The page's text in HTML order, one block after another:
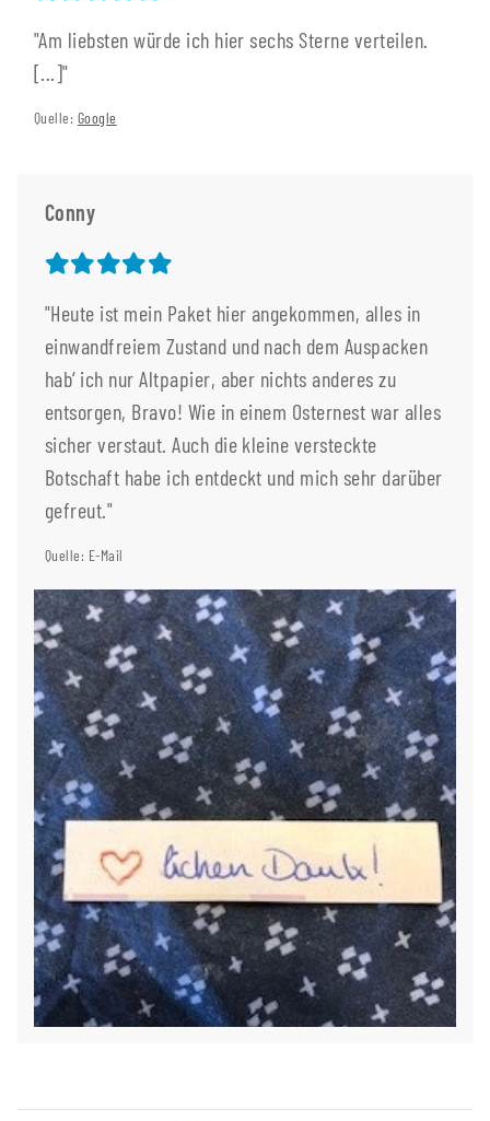
"Am liebsten würde ich hier sechs Sterne verteilen.
[...]"
Quelle: Google
Conny
"Heute ist mein Paket hier angekommen, alles in
einwandfreiem Zustand und nach dem Auspacken
hab‘ ich nur Altpapier, aber nichts anderes zu
entsorgen, Bravo! Wie in einem Osternest war alles
sicher verstaut. Auch die kleine versteckte
Botschaft habe ich entdeckt und mich sehr darüber
gefreut."
Quelle: E-Mail